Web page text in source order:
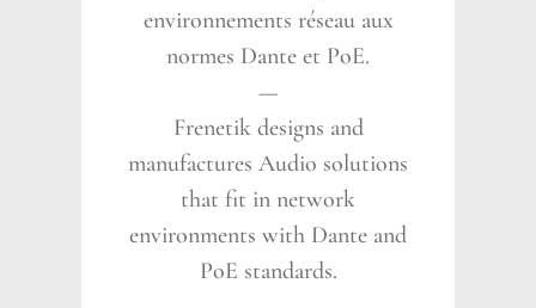
environnements réseau aux
normes Dante et PoE.
—
Frenetik designs and
manufactures Audio solutions
that fit in network
environments with Dante and
PoE standards.